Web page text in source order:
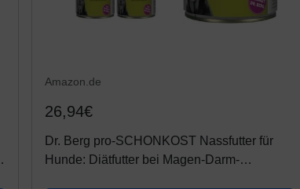
Amazon.de
26,94€
Dr. Berg pro-SCHONKOST Nassfutter für
Hunde: Diätfutter bei Magen-Darm-